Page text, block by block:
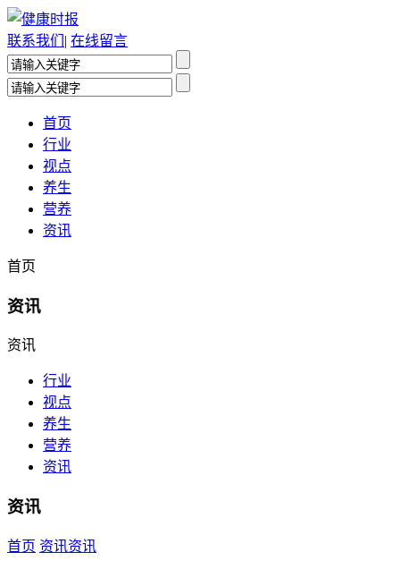
联系我们 | 在线留言
首页
行业
视点
养生
营养
资讯
首页
资讯
资讯
行业
视点
养生
营养
资讯
资讯
首页 资讯资讯